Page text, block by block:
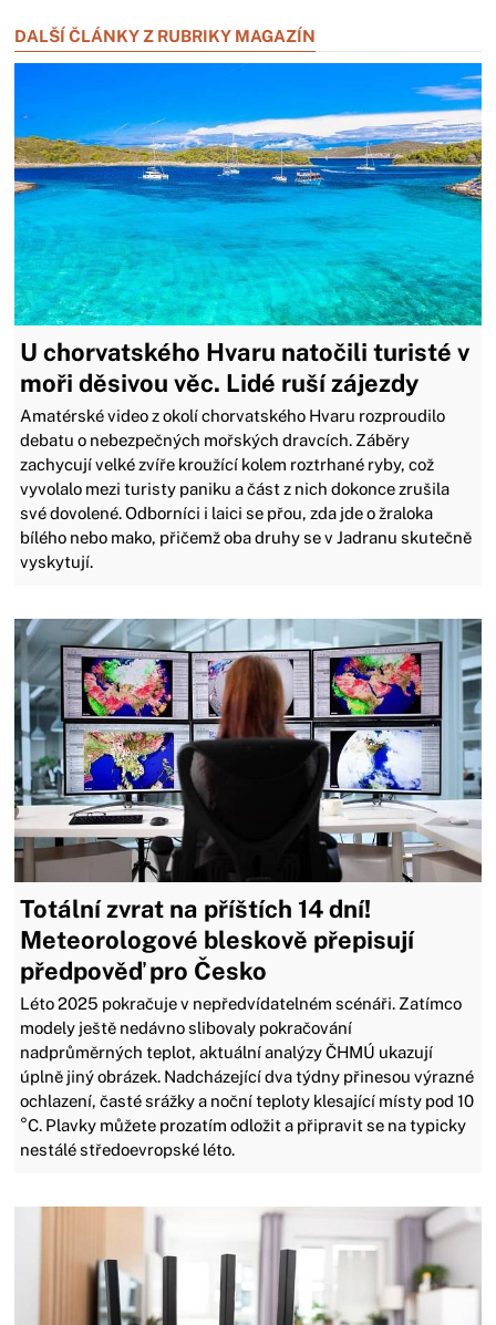
DALŠÍ ČLÁNKY Z RUBRIKY MAGAZÍN
U chorvatského Hvaru natočili turisté v
moři děsivou věc. Lidé ruší zájezdy
Amatérské video z okolí chorvatského Hvaru rozproudilo
debatu o nebezpečných mořských dravcích. Záběry
zachycují velké zvíře kroužící kolem roztrhané ryby, což
vyvolalo mezi turisty paniku a část z nich dokonce zrušila
své dovolené. Odborníci i laici se přou, zda jde o žraloka
bílého nebo mako, přičemž oba druhy se v Jadranu skutečně
vyskytují.
Totální zvrat na příštích 14 dní!
Meteorologové bleskově přepisují
předpověď pro Česko
Léto 2025 pokračuje v nepředvídatelném scénáři. Zatímco
modely ještě nedávno slibovaly pokračování
nadprůměrných teplot, aktuální analýzy ČHMÚ ukazují
úplně jiný obrázek. Nadcházející dva týdny přinesou výrazné
ochlazení, časté srážky a noční teploty klesající místy pod 10
°C. Plavky můžete prozatím odložit a připravit se na typicky
nestálé středoevropské léto.